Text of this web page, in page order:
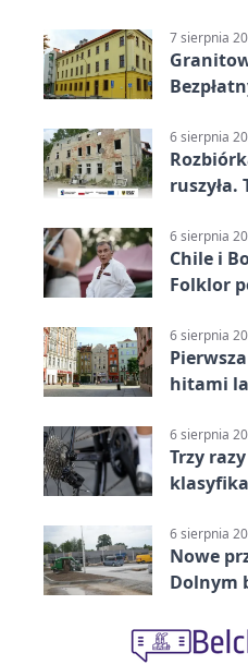
7 sierpnia
6 sierpnia
ruszyła.
6 sierpnia
Chile i
Folklor
6 sierpnia
hitami
6 sierpnia
Trzy
6 sierpnia
Nowe
Dolnym